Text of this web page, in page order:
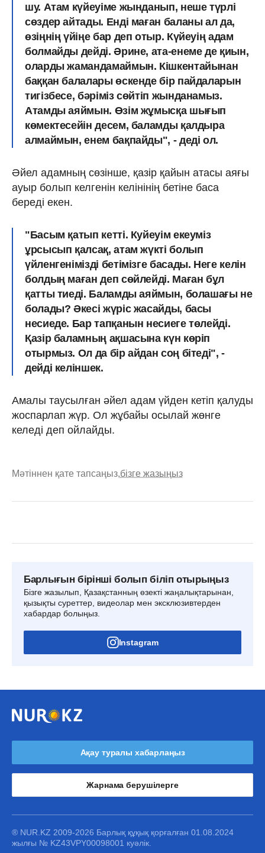
шу. Атам күйеуіме жынданып, неше түрлі
сөздер айтады. Енді маған баланы ал да,
өзіңнің үйіңе бар деп отыр. Күйеуің адам
болмайды дейді. Əрине, ата-енеме де қиын,
оларды жамандамаймын. Кішкентайынан
баққан балалары өскенде бір пайдаларын
тигізбесе, бəріміз сөйтіп жынданамыз.
Атамды аяймын. Өзім жұмысқа шығып
көмектесейін десем, баламды қалдыра
алмаймын, енем бақпайды", - деді ол.
Әйел адамның сөзінше, қазір қайын атасы аяғы
ауыр болып келгенін келінінің бетіне баса
береді екен.
"Басым қатып кетті. Куйеуім екеуміз
ұрсысып қалсақ, атам жүкті болып
үйленгенімізді бетімізге басады. Неге келін
болдың маған деп сөйлейді. Маған бұл
қатты тиеді. Баламды аяймын, болашағы не
болады? Əкесі жүріс жасайды, басы
несиеде. Бар тапқанын несиеге төлейді.
Қазір баламның ақшасына күн көріп
отырмыз. Ол да бір айдан соң бітеді", -
дейді келіншек.
Амалы таусылған әйел адам үйден кетіп қалуды
жоспарлап жүр. Ол жұбайы осылай жөнге
келеді деп ойлайды.
Мәтіннен қате тапсаңыз,бізге жазыңыз
Барлығын бірінші болып біліп отырыңыз
Бізге жазылып, Қазақстанның өзекті жаңалықтарынан,
қызықты суреттер, видеолар мен эксклюзивтерден
хабардар болыңыз.
Instagram
Ақау туралы хабарлаңыз
Жарнама берушілерге
® NUR.KZ 2009-2026 Барлық құқық қорғалған 01.08.2024
жылғы № KZ43VPY00098001 куәлік.